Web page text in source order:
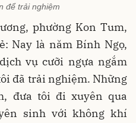
để trải nghiệm
phường Kon Tum,
Nay là năm Bính Ngọ,
vụ cưỡi ngựa ngắm
đã trải nghiệm. Những
đưa tôi đi xuyên qua
sinh với không khí